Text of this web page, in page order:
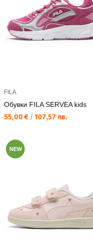
FILA
Обувки FILA SERVEA kids
Текуща цена:
55,00 € / 107,57 лв.
NEW